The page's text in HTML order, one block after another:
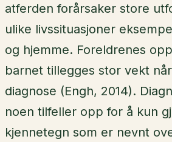
atferden forårsaker store
ulike livssituasjoner
og hjemme. Foreldrenes
barnet tillegges stor vekt
diagnose (Engh, 2014).
noen tilfeller opp for å kun
kjennetegn som er nevnt